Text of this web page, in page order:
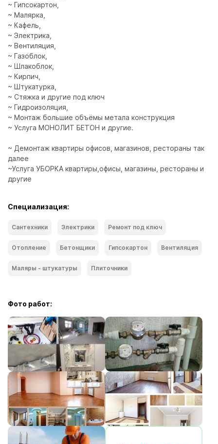
~ Гипсокартон,
~ Малярка,
~ Кафель,
~ Электрика,
~ Вентиляция,
~ Газоблок,
~ Шлакоблок,
~ Кирпич,
~ Штукатурка,
~ Стяжка и другие под ключ
~ Гидроизоляция,
~ Монтаж большие объёмы метала конструкция
~ Услуга МОНОЛИТ БЕТОН и другие.
~ Демонтаж квартиры офисов, магазинов, рестораны так
далее
~Услуга УБОРКА квартиры,офисы, магазины, рестораны и
другие
Специализация:
Сантехники Электрики Ремонт под ключ
Отопление Бетонщики Гипсокартон Вентиляция
Маляры - штукатуры Плиточники
Фото работ: